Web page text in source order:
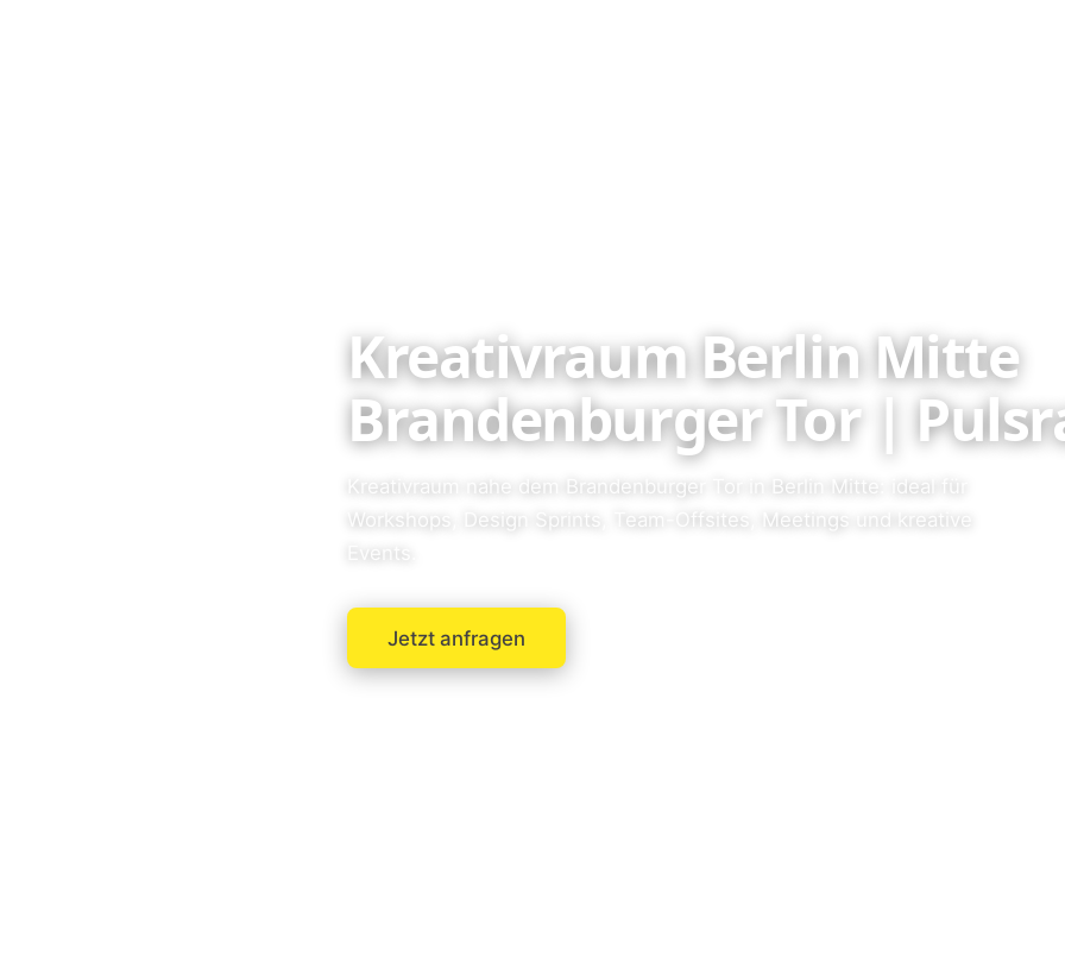
Kreativraum Berlin Mitte
Brandenburger Tor |
Kreativraum nahe dem Brandenburger Tor in Berlin Mitte: ideal für
Workshops, Design Sprints, Team-Offsites, Meetings und kreative
Events.
Jetzt anfragen